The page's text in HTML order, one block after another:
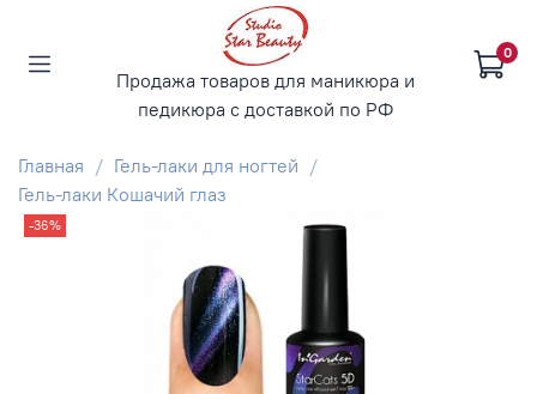
Продажа товаров для маникюра и
педикюра с доставкой по РФ
0
Главная
Гель-лаки для ногтей
Гель-лаки Кошачий глаз
-36%